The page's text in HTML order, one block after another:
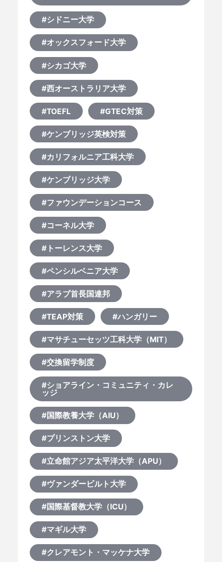
#シドニー大学
#オックスフォード大学
#シカゴ大学
#西オーストラリア大学
#TOEFL #GTEC対策
#ケンブリッジ英検対策
#カリフォルニア工科大学
#ケンブリッジ大学
#ファウンデーションコース
#コーネル大学
#トーレンス大学
#ペンシルベニア大学
#アラブ首長国連邦
#TEAP対策 #ハンガリー
#マサチューセッツ工科大学（MIT）
#交換留学制度
#ショアライン・コミュニティ・カレ
ッジ
#国際教養大学（AIU）
#プリンストン大学
#立命館アジア太平洋大学（APU）
#ヴァンダービルト大学
#国際基督教大学（ICU）
#マギル大学
#クレアモント・マッケナ大学